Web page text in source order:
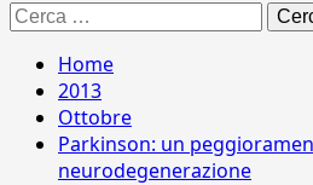
Ricerca
per:
Home
2013
Ottobre
Parkinson: un
neurodegenerazione